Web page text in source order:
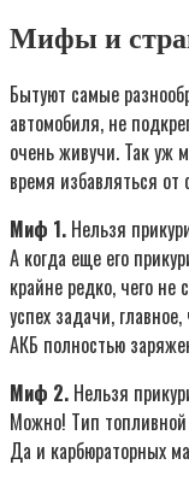
Мифы и
Бытуют самые
автомобиля, не
очень живучи. Так уж
время избавляться от
Миф 1. Нельзя
А когда еще его
крайне редко, чего не
успех задачи,
АКБ полностью
Миф 2. Нельзя
Можно! Тип
Да и карбюраторных